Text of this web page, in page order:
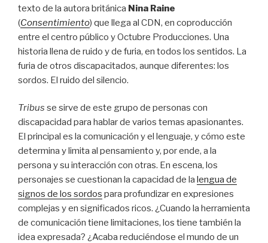
texto de la autora británica Nina Raine
(Consentimiento) que llega al CDN, en coproducción
entre el centro público y Octubre Producciones. Una
historia llena de ruido y de furia, en todos los sentidos. La
furia de otros discapacitados, aunque diferentes: los
sordos. El ruido del silencio.
Tribus se sirve de este grupo de personas con
discapacidad para hablar de varios temas apasionantes.
El principal es la comunicación y el lenguaje, y cómo este
determina y limita al pensamiento y, por ende, a la
persona y su interacción con otras. En escena, los
personajes se cuestionan la capacidad de la lengua de
signos de los sordos para profundizar en expresiones
complejas y en significados ricos. ¿Cuando la herramienta
de comunicación tiene limitaciones, los tiene también la
idea expresada? ¿Acaba reduciéndose el mundo de un